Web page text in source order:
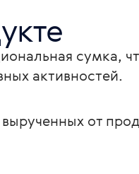
сумка,
активностей.
вырученных от